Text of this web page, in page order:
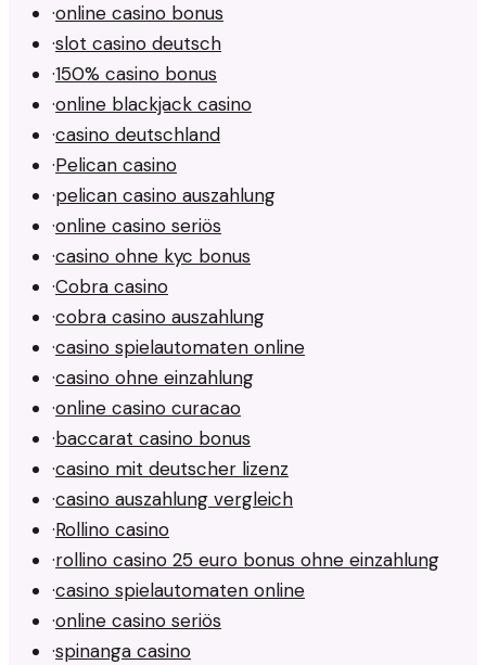
·online casino bonus
·slot casino deutsch
·150% casino bonus
·online blackjack casino
·casino deutschland
·Pelican casino
·pelican casino auszahlung
·online casino seriös
·casino ohne kyc bonus
·Cobra casino
·cobra casino auszahlung
·casino spielautomaten online
·casino ohne einzahlung
·online casino curacao
·baccarat casino bonus
·casino mit deutscher lizenz
·casino auszahlung vergleich
·Rollino casino
·rollino casino 25 euro bonus ohne einzahlung
·casino spielautomaten online
·online casino seriös
·spinanga casino